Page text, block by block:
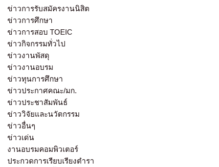
ข่าวการรับสมัครงานนิสิต
ข่าวการศึกษา
ข่าวการสอบ TOEIC
ข่าวกิจกรรมทั่วไป
ข่าวงานพัสดุ
ข่าวงานอบรม
ข่าวทุนการศึกษา
ข่าวประกาศคณะ/มก.
ข่าวประชาสัมพันธ์
ข่าววิจัยและนวัตกรรม
ข่าวอื่นๆ
ข่าวเด่น
งานอบรมคอมพิวเตอร์
ประกวดการเรียบเรียงตำรา